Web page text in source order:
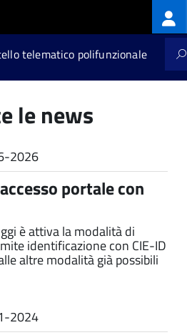
principale
telematico polifunzionale
le news
2026
portale con
è attiva la modalità di
identificazione con CIE-ID
altre modalità già possibili
2024